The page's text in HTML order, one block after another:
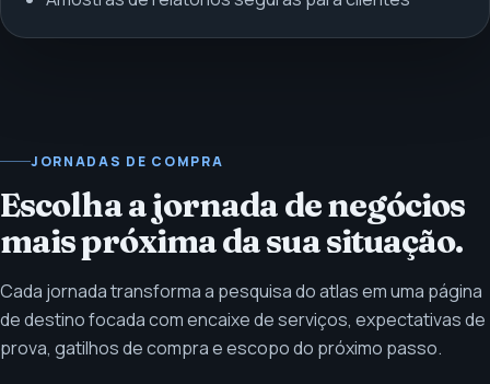
JORNADAS DE COMPRA
Escolha a jornada de negócios
mais próxima da sua situação.
Cada jornada transforma a pesquisa do atlas em uma página
de destino focada com encaixe de serviços, expectativas de
prova, gatilhos de compra e escopo do próximo passo.